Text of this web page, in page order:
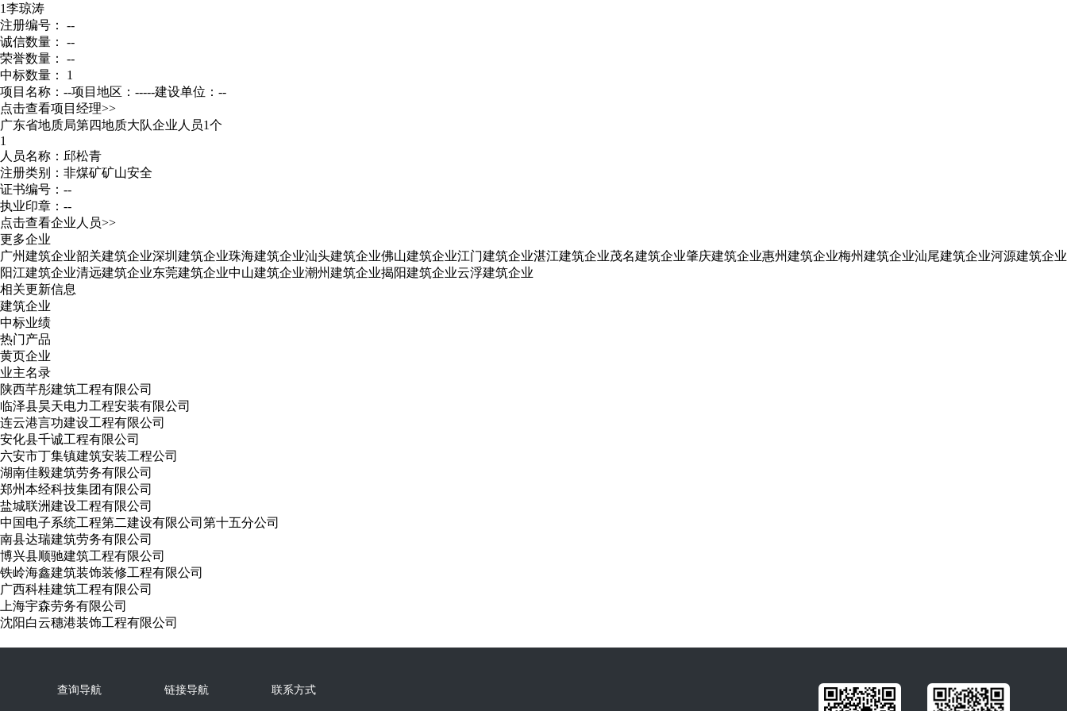
1李琼涛
注册编号： --
诚信数量： --
荣誉数量： --
中标数量： 1
项目名称：--项目地区：-----建设单位：--
点击查看项目经理>>
广东省地质局第四地质大队企业人员1个
1
人员名称：邱松青
注册类别：非煤矿矿山安全
证书编号：--
执业印章：--
点击查看企业人员>>
更多企业
广州建筑企业韶关建筑企业深圳建筑企业珠海建筑企业汕头建筑企业佛山建筑企业江门建筑企业湛江建筑企业茂名建筑企业肇庆建筑企业惠州建筑企业梅州建筑企业汕尾建筑企业河源建筑企业
阳江建筑企业清远建筑企业东莞建筑企业中山建筑企业潮州建筑企业揭阳建筑企业云浮建筑企业
相关更新信息
建筑企业
中标业绩
热门产品
黄页企业
业主名录
陕西芊彤建筑工程有限公司
临泽县昊天电力工程安装有限公司
连云港言功建设工程有限公司
安化县千诚工程有限公司
六安市丁集镇建筑安装工程公司
湖南佳毅建筑劳务有限公司
郑州本经科技集团有限公司
盐城联洲建设工程有限公司
中国电子系统工程第二建设有限公司第十五分公司
南县达瑞建筑劳务有限公司
博兴县顺驰建筑工程有限公司
铁岭海鑫建筑装饰装修工程有限公司
广西科桂建筑工程有限公司
上海宇森劳务有限公司
沈阳白云穗港装饰工程有限公司
查询导航 链接导航 联系方式